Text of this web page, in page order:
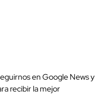
en Google News y
recibir la mejor